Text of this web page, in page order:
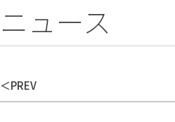
ニュース
PREV